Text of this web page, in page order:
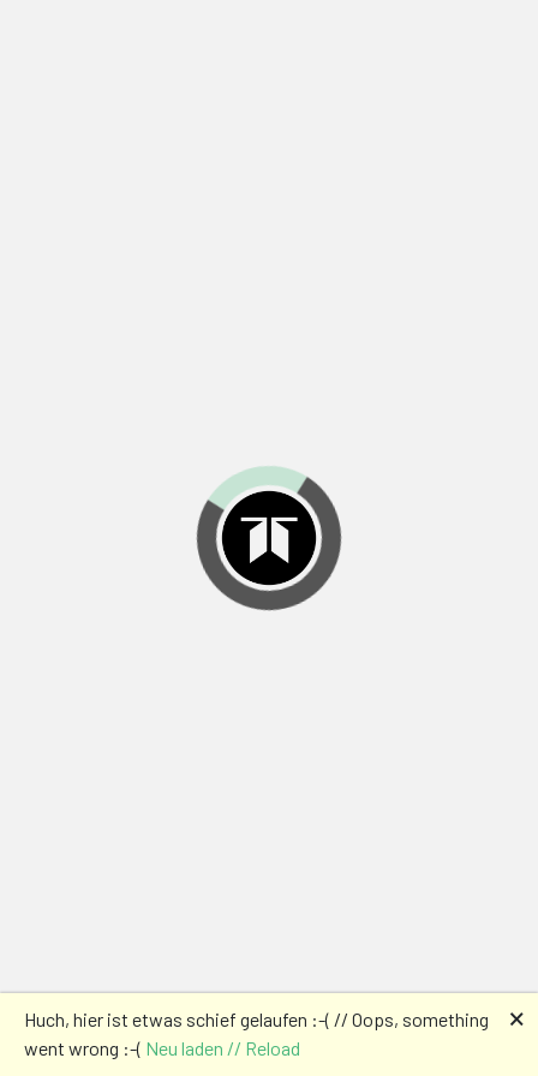
Huch, hier ist etwas schief gelaufen :-( // Oops, something
went wrong :-( Neu laden // Reload
🗙